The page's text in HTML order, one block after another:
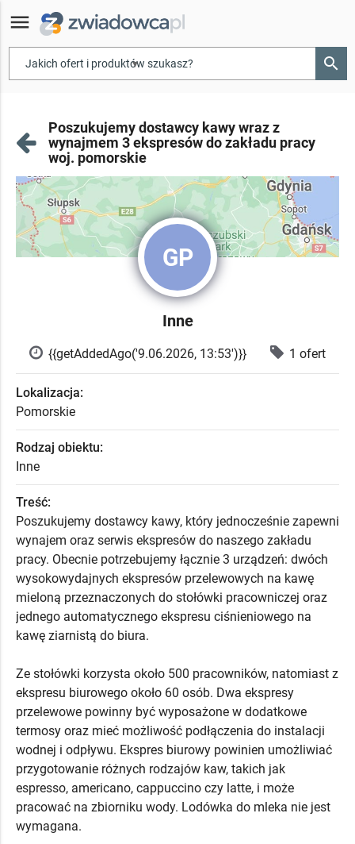
menu
▾ search
Poszukujemy dostawcy kawy wraz z
wynajmem 3 ekspresów do zakładu pracy
woj. pomorskie
GP
Inne
{{getAddedAgo('9.06.2026, 13:53')}} 1 ofert
Lokalizacja:
Pomorskie
Rodzaj obiektu:
Inne
Treść:
Poszukujemy dostawcy kawy, który jednocześnie zapewni
wynajem oraz serwis ekspresów do naszego zakładu
pracy. Obecnie potrzebujemy łącznie 3 urządzeń: dwóch
wysokowydajnych ekspresów przelewowych na kawę
mieloną przeznaczonych do stołówki pracowniczej oraz
jednego automatycznego ekspresu ciśnieniowego na
kawę ziarnistą do biura.
Ze stołówki korzysta około 500 pracowników, natomiast z
ekspresu biurowego około 60 osób. Dwa ekspresy
przelewowe powinny być wyposażone w dodatkowe
termosy oraz mieć możliwość podłączenia do instalacji
wodnej i odpływu. Ekspres biurowy powinien umożliwiać
przygotowanie różnych rodzajów kaw, takich jak
espresso, americano, cappuccino czy latte, i może
pracować na zbiorniku wody. Lodówka do mleka nie jest
wymagana.